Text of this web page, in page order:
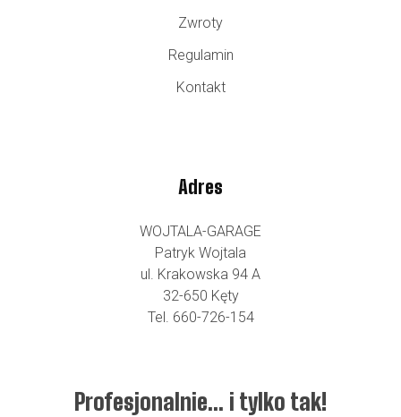
Zwroty
Regulamin
Kontakt
Adres
WOJTALA-GARAGE
Patryk Wojtala
ul. Krakowska 94 A
32-650 Kęty
Tel. 660-726-154
Profesjonalnie… i tylko tak!